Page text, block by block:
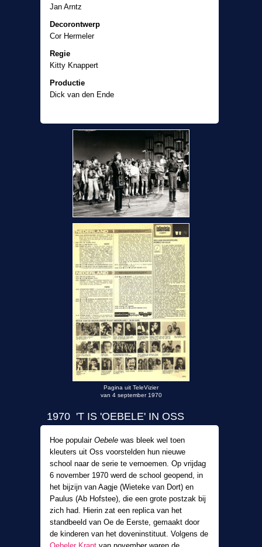
Jan Arntz
Decorontwerp
Cor Hermeler
Regie
Kitty Knappert
Productie
Dick van den Ende
Pagina uit TeleVizier
van 4 september 1970
1970 'T IS 'OEBELE' IN OSS
Hoe populair Oebele was bleek wel toen
kleuters uit Oss voorstelden hun nieuwe
school naar de serie te vernoemen. Op vrijdag
6 november 1970 werd de school geopend, in
het bijzijn van Aagje (Wieteke van Dort) en
Paulus (Ab Hofstee), die een grote postzak bij
zich had. Hierin zat een replica van het
standbeeld van Oe de Eerste, gemaakt door
de kinderen van het doveninstituut. Volgens de